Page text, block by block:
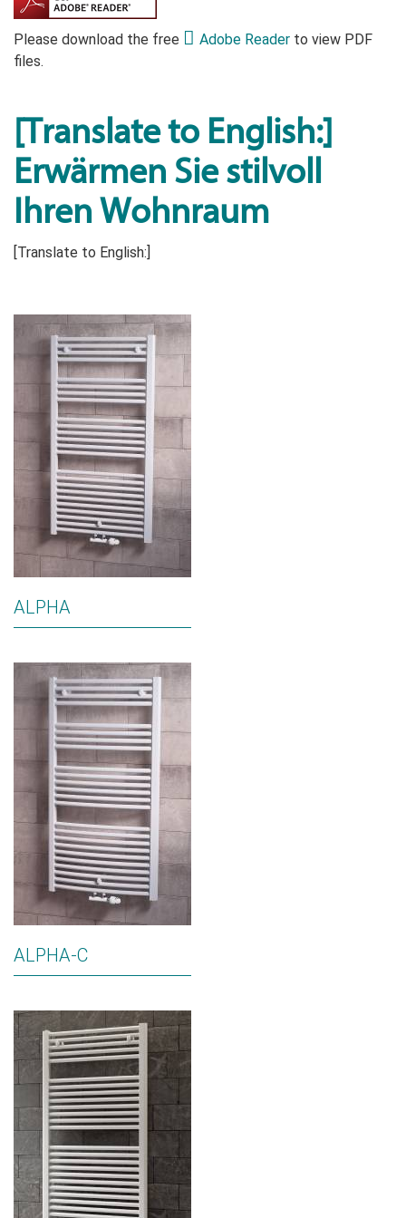
Please download the free Adobe Reader to view PDF
files.
[Translate to English:]
Erwärmen Sie stilvoll
Ihren Wohnraum
[Translate to English:]
ALPHA
ALPHA-C